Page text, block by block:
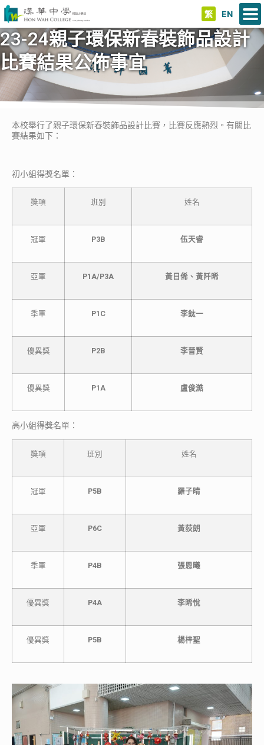
繁 EN
23-24親子環保新春裝飾品設計
比賽結果公佈事宜
本校舉行了親子環保新春裝飾品設計比賽，比賽反應熱烈。有關比
賽結果如下：
初小組得獎名單：
獎項 班別 姓名
冠軍 P3B 伍天睿
亞軍 P1A/P3A 黃日俙、黃阡晞
季軍 P1C 李鈦一
優異獎 P2B 李晉賢
優異獎 P1A 盧俊澔
高小組得獎名單：
獎項 班別 姓名
冠軍 P5B 羅子晴
亞軍 P6C 黃荻朗
季軍 P4B 張恩曦
優異獎 P4A 李晞悅
優異獎 P5B 楊梓聖